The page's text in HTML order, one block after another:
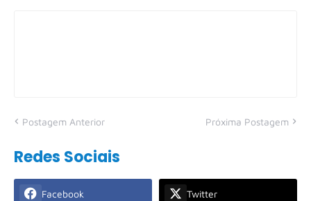
Postagem Anterior Próxima Postagem
Redes Sociais
Facebook Twitter